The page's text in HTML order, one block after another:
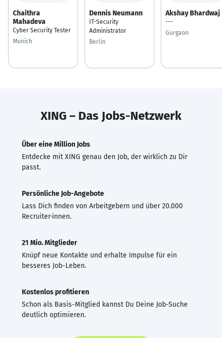
Chaithra
Mahadeva
Cyber Security Tester
Munich
Dennis Neumann
IT-Security
Administrator
Berlin
Akshay Bhardwaj
---
Gurgaon
XING – Das Jobs-Netzwerk
Über eine Million Jobs
Entdecke mit XING genau den Job, der wirklich zu Dir
passt.
Persönliche Job-Angebote
Lass Dich finden von Arbeitgebern und über 20.000
Recruiter·innen.
21 Mio. Mitglieder
Knüpf neue Kontakte und erhalte Impulse für ein
besseres Job-Leben.
Kostenlos profitieren
Schon als Basis-Mitglied kannst Du Deine Job-Suche
deutlich optimieren.